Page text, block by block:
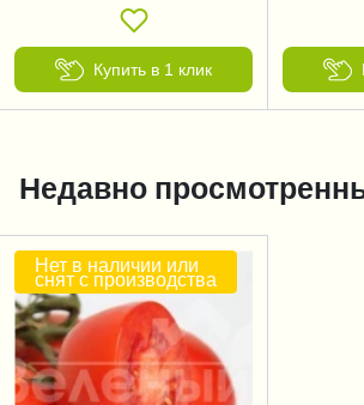
Купить в 1 клик
Недавно
Нет в наличии или
снят с производства